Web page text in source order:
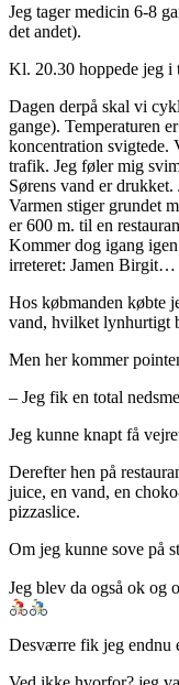
Jeg tager medicin 6-8
det andet).
Kl. 20.30 hoppede jeg
Dagen derpå skal vi
gange). Temperaturen
koncentration svigtede.
trafik. Jeg føler mig
Sørens vand er drukket.
Varmen stiger grundet
er 600 m. til en
Kommer dog igang
irreteret: Jamen Birgit…
Hos købmanden købte
vand, hvilket lynhurtigt
Men her kommer
– Jeg fik en total
Jeg kunne knapt få
Derefter hen på
juice, en vand, en
pizzaslice.
Om jeg kunne sove på
Jeg blev da også ok og
Desværre fik jeg endnu